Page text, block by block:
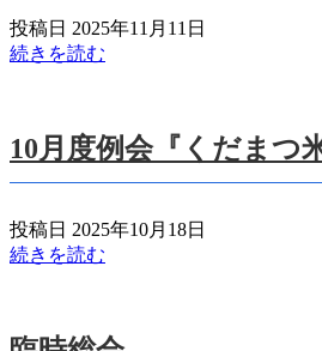
投稿日 2025年11月11日
続きを読む
10月度例会『くだまつ
投稿日 2025年10月18日
続きを読む